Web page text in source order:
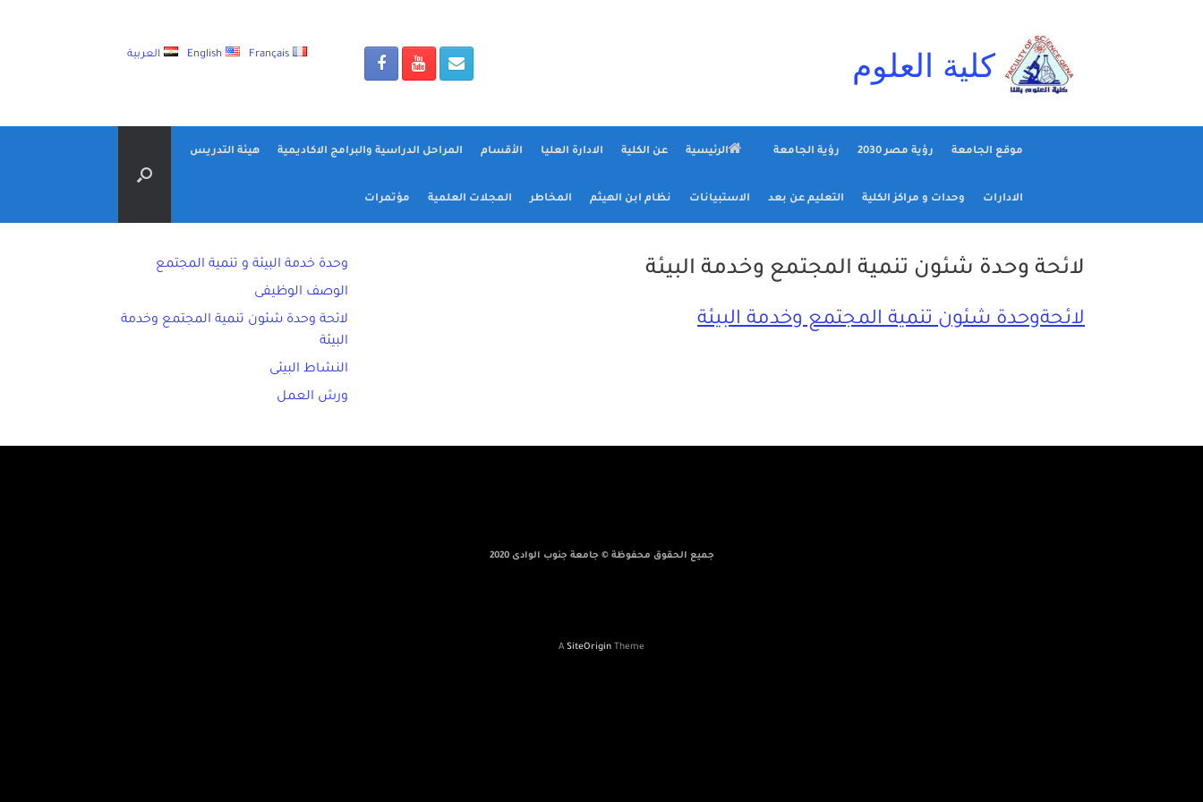
كلية العلوم العربية English Français
موقع الجامعة رؤية مصر 2030 رؤية الجامعة الرئيسية عن الكلية الادارة العليا الأقسام المراحل الدراسية والبرامج الاكاديمية هيئة التدريس
الادارات وحدات و مراكز الكلية التعليم عن بعد الاستبيانات نظام ابن الهيثم المخاطر المجلات العلمية مؤتمرات
لائحة وحدة شئون تنمية المجتمع وخدمة البيئة
لائحةوحدة شئون تنمية المجتمع وخدمة البيئة
وحدة خدمة البيئة و تنمية المجتمع
الوصف الوظيفى
لائحة وحدة شئون تنمية المجتمع وخدمة
البيئة
النشاط البيئى
ورش العمل
جميع الحقوق محفوظة © جامعة جنوب الوادى 2020
A SiteOrigin Theme